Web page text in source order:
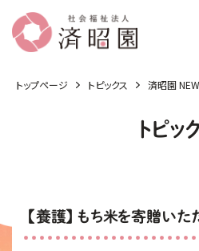
トップページ トピックス 済昭園
トピッ
【養護】 もち米を寄贈いた